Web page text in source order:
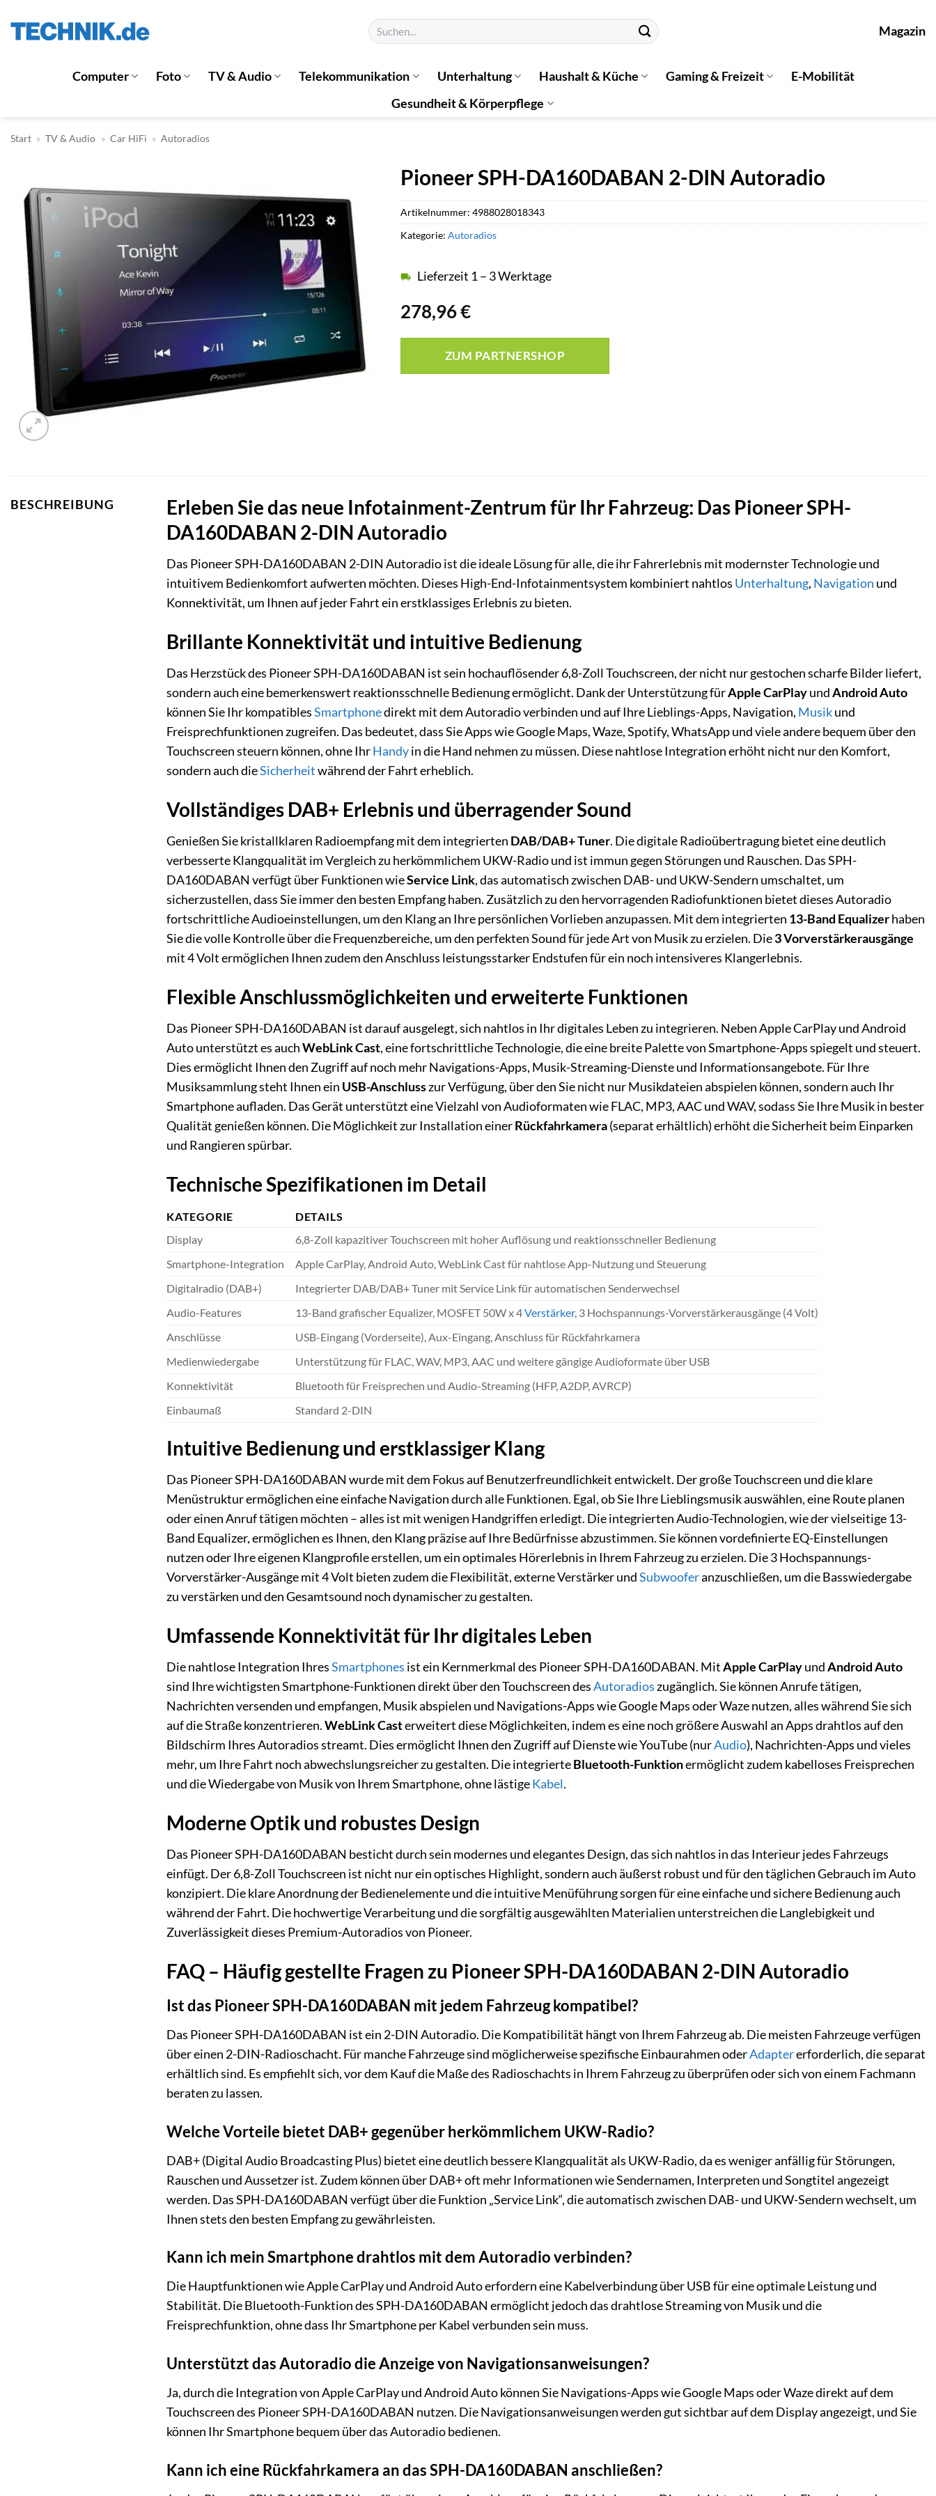
Inhalt
Suchen
nach:
Magazin
Computer Foto TV & Audio Telekommunikation Unterhaltung Haushalt & Küche Gaming & Freizeit
E-Mobilität
Gesundheit & Körperpflege
Start » TV & Audio » Car HiFi » Autoradios
Pioneer SPH-DA160DABAN 2-DIN Autoradio
278,96€
Lieferzeit 1 – 3 Werktage
ZUM PARTNERSHOP
Artikelnummer: 4988028018343
Kategorie: Autoradios
BESCHREIBUNG
Erleben Sie das neue Infotainment-Zentrum für Ihr Fahrzeug: Das Pioneer SPH-
DA160DABAN 2-DIN Autoradio
Das Pioneer SPH-DA160DABAN 2-DIN Autoradio ist die ideale Lösung für alle, die ihr Fahrerlebnis mit modernster Technologie und
intuitivem Bedienkomfort aufwerten möchten. Dieses High-End-Infotainmentsystem kombiniert nahtlos Unterhaltung, Navigation und
Konnektivität, um Ihnen auf jeder Fahrt ein erstklassiges Erlebnis zu bieten.
Brillante Konnektivität und intuitive Bedienung
Das Herzstück des Pioneer SPH-DA160DABAN ist sein hochauflösender 6,8-Zoll Touchscreen, der nicht nur gestochen scharfe Bilder liefert,
sondern auch eine bemerkenswert reaktionsschnelle Bedienung ermöglicht. Dank der Unterstützung fürApple CarPlayundAndroid Auto
können Sie Ihr kompatiblesSmartphonedirekt mit dem Autoradio verbinden und auf Ihre Lieblings-Apps, Navigation, Musikund
Freisprechfunktionen zugreifen. Das bedeutet, dass Sie Apps wie Google Maps, Waze, Spotify, WhatsApp und viele andere bequem über den
Touchscreen steuern können, ohne IhrHandyin die Hand nehmen zu müssen. Diese nahtlose Integration erhöht nicht nur den Komfort,
sondern auch dieSicherheitwährend der Fahrt erheblich.
Vollständiges DAB+ Erlebnis und überragender Sound
Genießen Sie kristallklaren Radioempfang mit dem integrierten DAB/DAB+ Tuner. Die digitale Radioübertragung bietet eine deutlich
verbesserte Klangqualität im Vergleich zu herkömmlichem UKW-Radio und ist immun gegen Störungen und Rauschen. Das SPH-
DA160DABAN verfügt über Funktionen wieService Link, das automatisch zwischen DAB- und UKW-Sendern umschaltet, um
sicherzustellen, dass Sie immer den besten Empfang haben. Zusätzlich zu den hervorragenden Radiofunktionen bietet dieses Autoradio
fortschrittliche Audioeinstellungen, um den Klang an Ihre persönlichen Vorlieben anzupassen. Mit dem integrierten 13-Band Equalizerhaben
Sie die volle Kontrolle über die Frequenzbereiche, um den perfekten Sound für jede Art von Musik zu erzielen. Die3 Vorverstärkerausgänge
mit 4 Volt ermöglichen Ihnen zudem den Anschluss leistungsstarker Endstufen für ein noch intensiveres Klangerlebnis.
Flexible Anschlussmöglichkeiten und erweiterte Funktionen
Das Pioneer SPH-DA160DABAN ist darauf ausgelegt, sich nahtlos in Ihr digitales Leben zu integrieren. Neben Apple CarPlay und Android
Auto unterstützt es auchWebLink Cast, eine fortschrittliche Technologie, die eine breite Palette von Smartphone-Apps spiegelt und steuert.
Dies ermöglicht Ihnen den Zugriff auf noch mehr Navigations-Apps, Musik-Streaming-Dienste und Informationsangebote. Für Ihre
Musiksammlung steht Ihnen ein USB-Anschlusszur Verfügung, über den Sie nicht nur Musikdateien abspielen können, sondern auch Ihr
Smartphone aufladen. Das Gerät unterstützt eine Vielzahl von Audioformaten wie FLAC, MP3, AAC und WAV, sodass Sie Ihre Musik in bester
Qualität genießen können. Die Möglichkeit zur Installation einerRückfahrkamera(separat erhältlich) erhöht die Sicherheit beim Einparken
und Rangieren spürbar.
Technische Spezifikationen im Detail
KATEGORIE
DETAILS
Display
6,8-Zoll kapazitiver Touchscreen mit hoher Auflösung und reaktionsschneller Bedienung
Smartphone-Integration
Apple CarPlay, Android Auto, WebLink Cast für nahtlose App-Nutzung und Steuerung
Digitalradio (DAB+)
Integrierter DAB/DAB+ Tuner mit Service Link für automatischen Senderwechsel
Audio-Features
13-Band grafischer Equalizer, MOSFET 50W x 4Verstärker, 3 Hochspannungs-Vorverstärkerausgänge (4 Volt)
Anschlüsse
USB-Eingang (Vorderseite), Aux-Eingang, Anschluss für Rückfahrkamera
Medienwiedergabe
Unterstützung für FLAC, WAV, MP3, AAC und weitere gängige Audioformate über USB
Konnektivität
Bluetooth für Freisprechen und Audio-Streaming (HFP, A2DP, AVRCP)
Einbaumaß
Standard 2-DIN
Intuitive Bedienung und erstklassiger Klang
Das Pioneer SPH-DA160DABAN wurde mit dem Fokus auf Benutzerfreundlichkeit entwickelt. Der große Touchscreen und die klare
Menüstruktur ermöglichen eine einfache Navigation durch alle Funktionen. Egal, ob Sie Ihre Lieblingsmusik auswählen, eine Route planen
oder einen Anruf tätigen möchten – alles ist mit wenigen Handgriffen erledigt. Die integrierten Audio-Technologien, wie der vielseitige 13-
Band Equalizer, ermöglichen es Ihnen, den Klang präzise auf Ihre Bedürfnisse abzustimmen. Sie können vordefinierte EQ-Einstellungen
nutzen oder Ihre eigenen Klangprofile erstellen, um ein optimales Hörerlebnis in Ihrem Fahrzeug zu erzielen. Die 3 Hochspannungs-
Vorverstärker-Ausgänge mit 4 Volt bieten zudem die Flexibilität, externe Verstärker undSubwooferanzuschließen, um die Basswiedergabe
zu verstärken und den Gesamtsound noch dynamischer zu gestalten.
Umfassende Konnektivität für Ihr digitales Leben
Die nahtlose Integration IhresSmartphones ist ein Kernmerkmal des Pioneer SPH-DA160DABAN. MitApple CarPlayundAndroid Auto
sind Ihre wichtigsten Smartphone-Funktionen direkt über den Touchscreen desAutoradioszugänglich. Sie können Anrufe tätigen,
Nachrichten versenden und empfangen, Musik abspielen und Navigations-Apps wie Google Maps oder Waze nutzen, alles während Sie sich
auf die Straße konzentrieren.WebLink Casterweitert diese Möglichkeiten, indem es eine noch größere Auswahl an Apps drahtlos auf den
Bildschirm Ihres Autoradios streamt. Dies ermöglicht Ihnen den Zugriff auf Dienste wie YouTube (nurAudio), Nachrichten-Apps und vieles
mehr, um Ihre Fahrt noch abwechslungsreicher zu gestalten. Die integrierteBluetooth-Funktionermöglicht zudem kabelloses Freisprechen
und die Wiedergabe von Musik von Ihrem Smartphone, ohne lästigeKabel.
Moderne Optik und robustes Design
Das Pioneer SPH-DA160DABAN besticht durch sein modernes und elegantes Design, das sich nahtlos in das Interieur jedes Fahrzeugs
einfügt. Der 6,8-Zoll Touchscreen ist nicht nur ein optisches Highlight, sondern auch äußerst robust und für den täglichen Gebrauch im Auto
konzipiert. Die klare Anordnung der Bedienelemente und die intuitive Menüführung sorgen für eine einfache und sichere Bedienung auch
während der Fahrt. Die hochwertige Verarbeitung und die sorgfältig ausgewählten Materialien unterstreichen die Langlebigkeit und
Zuverlässigkeit dieses Premium-Autoradios von Pioneer.
FAQ – Häufig gestellte Fragen zu Pioneer SPH-DA160DABAN 2-DIN Autoradio
Ist das Pioneer SPH-DA160DABAN mit jedem Fahrzeug kompatibel?
Das Pioneer SPH-DA160DABAN ist ein 2-DIN Autoradio. Die Kompatibilität hängt von Ihrem Fahrzeug ab. Die meisten Fahrzeuge verfügen
über einen 2-DIN-Radioschacht. Für manche Fahrzeuge sind möglicherweise spezifische Einbaurahmen oderAdaptererforderlich, die separat
erhältlich sind. Es empfiehlt sich, vor dem Kauf die Maße des Radioschachts in Ihrem Fahrzeug zu überprüfen oder sich von einem Fachmann
beraten zu lassen.
Welche Vorteile bietet DAB+ gegenüber herkömmlichem UKW-Radio?
DAB+ (Digital Audio Broadcasting Plus) bietet eine deutlich bessere Klangqualität als UKW-Radio, da es weniger anfällig für Störungen,
Rauschen und Aussetzer ist. Zudem können über DAB+ oft mehr Informationen wie Sendernamen, Interpreten und Songtitel angezeigt
werden. Das SPH-DA160DABAN verfügt über die Funktion „Service Link“, die automatisch zwischen DAB- und UKW-Sendern wechselt, um
Ihnen stets den besten Empfang zu gewährleisten.
Kann ich mein Smartphone drahtlos mit dem Autoradio verbinden?
Die Hauptfunktionen wie Apple CarPlay und Android Auto erfordern eine Kabelverbindung über USB für eine optimale Leistung und
Stabilität. Die Bluetooth-Funktion des SPH-DA160DABAN ermöglicht jedoch das drahtlose Streaming von Musik und die
Freisprechfunktion, ohne dass Ihr Smartphone per Kabel verbunden sein muss.
Unterstützt das Autoradio die Anzeige von Navigationsanweisungen?
Ja, durch die Integration von Apple CarPlay und Android Auto können Sie Navigations-Apps wie Google Maps oder Waze direkt auf dem
Touchscreen des Pioneer SPH-DA160DABAN nutzen. Die Navigationsanweisungen werden gut sichtbar auf dem Display angezeigt, und Sie
können Ihr Smartphone bequem über das Autoradio bedienen.
Kann ich eine Rückfahrkamera an das SPH-DA160DABAN anschließen?